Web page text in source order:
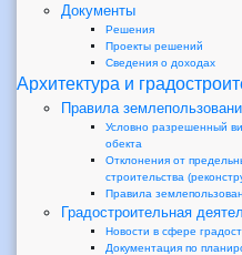
Документы
Решения
Проекты решений
Сведения о доходах
Архитектура и
Правила
Условно разрешенный
обекта
Отклонения от
строительства
Правила
Градостроительная
Новости в сфере
Документация по